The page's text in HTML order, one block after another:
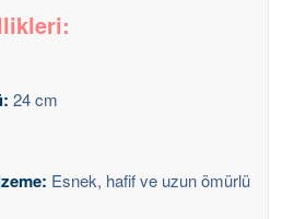
24 cm
Esnek, hafif ve uzun ömürlü